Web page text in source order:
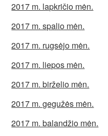
2017 m. lapkričio mėn.
2017 m. spalio mėn.
2017 m. rugsėjo mėn.
2017 m. liepos mėn.
2017 m. birželio mėn.
2017 m. gegužės mėn.
2017 m. balandžio mėn.